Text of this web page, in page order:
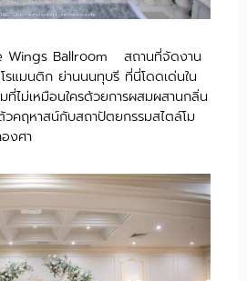
Ballroom สถานที่จัดงาน
รแมนติก ย่านนนทุบรี ที่นี่โดดเด่นใน
ที่ไม่เหมือนใครด้วยการผสมผสานกลิ่น
คฤหาสน์กับสถาปัตยกรรมสไตล์โม
งศา